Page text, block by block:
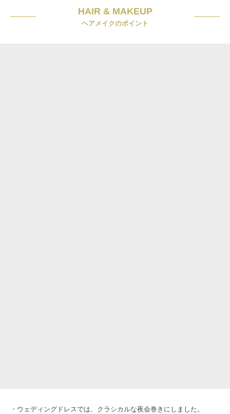
HAIR & MAKEUP
ヘアメイクのポイント
・ウェディングドレスでは、クラシカルな夜会巻きにしました。